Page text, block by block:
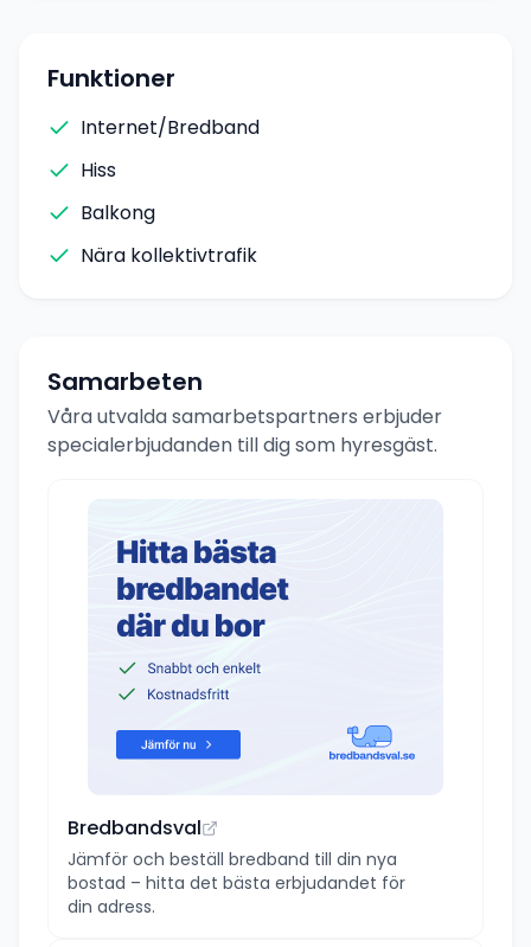
Funktioner
Internet/Bredband
Hiss
Balkong
Nära kollektivtrafik
Samarbeten
Våra utvalda samarbetspartners erbjuder
specialerbjudanden till dig som hyresgäst.
Bredbandsval
Jämför och beställ bredband till din nya
bostad – hitta det bästa erbjudandet för
din adress.